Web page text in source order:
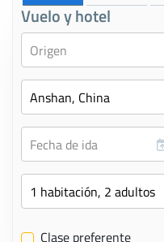
Vuelo y hotel
✔ Clase preferente